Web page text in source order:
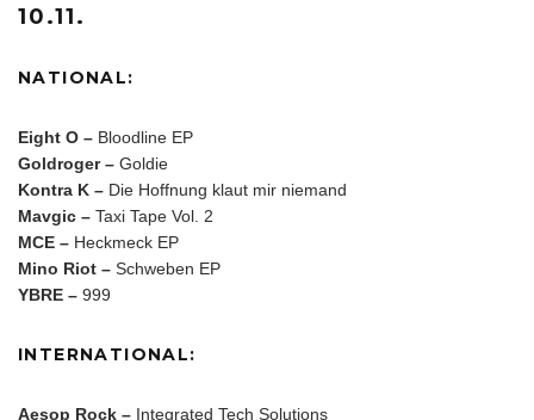
10.11.
NATIONAL:
Eight O – Bloodline EP
Goldroger – Goldie
Kontra K – Die Hoffnung klaut mir niemand
Mavgic – Taxi Tape Vol. 2
MCE – Heckmeck EP
Mino Riot – Schweben EP
YBRE – 999
INTERNATIONAL:
Aesop Rock – Integrated Tech Solutions